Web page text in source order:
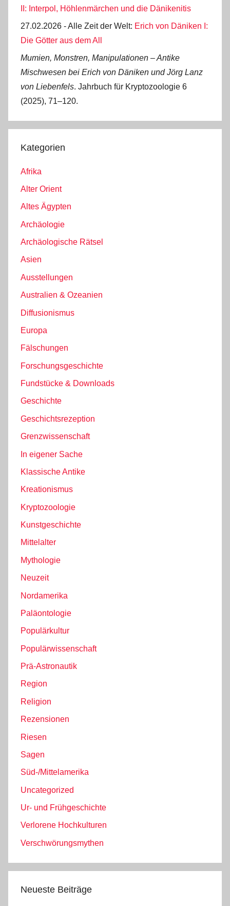
II: Interpol, Höhlenmärchen und die Dänikenitis
27.02.2026 - Alle Zeit der Welt: Erich von Däniken I:
Die Götter aus dem All
Mumien, Monstren, Manipulationen ‒ Antike
Mischwesen bei Erich von Däniken und Jörg Lanz
von Liebenfels. Jahrbuch für Kryptozoologie 6
(2025), 71‒120.
Kategorien
Afrika
Alter Orient
Altes Ägypten
Archäologie
Archäologische Rätsel
Asien
Ausstellungen
Australien & Ozeanien
Diffusionismus
Europa
Fälschungen
Forschungsgeschichte
Fundstücke & Downloads
Geschichte
Geschichtsrezeption
Grenzwissenschaft
In eigener Sache
Klassische Antike
Kreationismus
Kryptozoologie
Kunstgeschichte
Mittelalter
Mythologie
Neuzeit
Nordamerika
Paläontologie
Populärkultur
Populärwissenschaft
Prä-Astronautik
Region
Religion
Rezensionen
Riesen
Sagen
Süd-/Mittelamerika
Uncategorized
Ur- und Frühgeschichte
Verlorene Hochkulturen
Verschwörungsmythen
Neueste Beiträge